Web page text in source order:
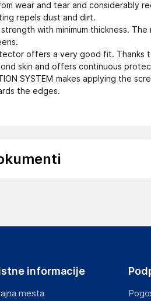
wear and tear and considerably
repels dust and dirt.
with minimum thickness. The
offers a very good fit. Thanks
skin and offers continuous
SYSTEM makes applying the
the edges.
izdelka in lahko vključujejo
informacije
mesta